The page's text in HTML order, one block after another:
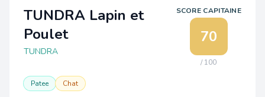
TUNDRA Lapin et
Poulet
TUNDRA
SCORE CAPITAINE
70
/ 100
Patee Chat